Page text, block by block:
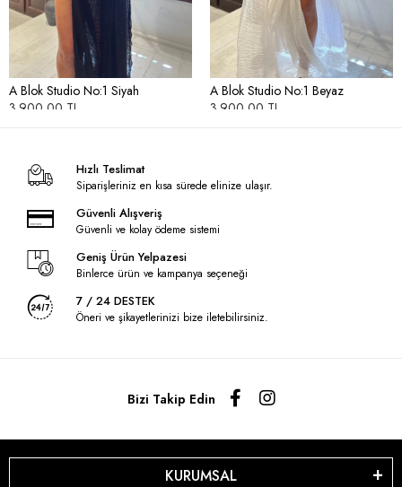
A Blok Studio No:1 Siyah
3.900,00 TL
A Blok Studio No:1 Beyaz
3.900,00 TL
Hızlı Teslimat
Siparişleriniz en kısa sürede elinize ulaşır.
Güvenli Alışveriş
Güvenli ve kolay ödeme sistemi
Geniş Ürün Yelpazesi
Binlerce ürün ve kampanya seçeneği
7 / 24 DESTEK
Öneri ve şikayetlerinizi bize iletebilirsiniz.
Bizi Takip Edin
KURUMSAL